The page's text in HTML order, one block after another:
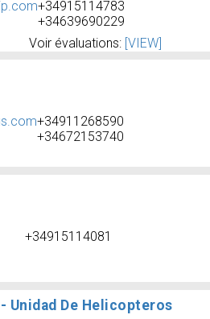
+34915114783
+34639690229
Voir évaluations: [VIEW]
+34911268590
+34672153740
+34915114081
Unidad De Helicopteros